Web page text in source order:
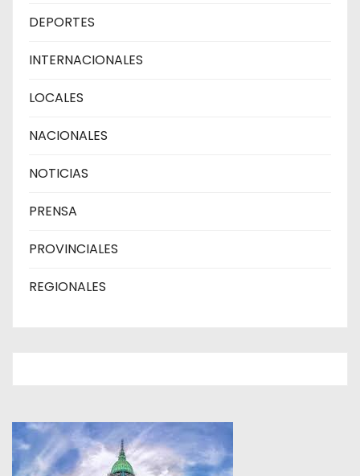
DEPORTES
INTERNACIONALES
LOCALES
NACIONALES
NOTICIAS
PRENSA
PROVINCIALES
REGIONALES